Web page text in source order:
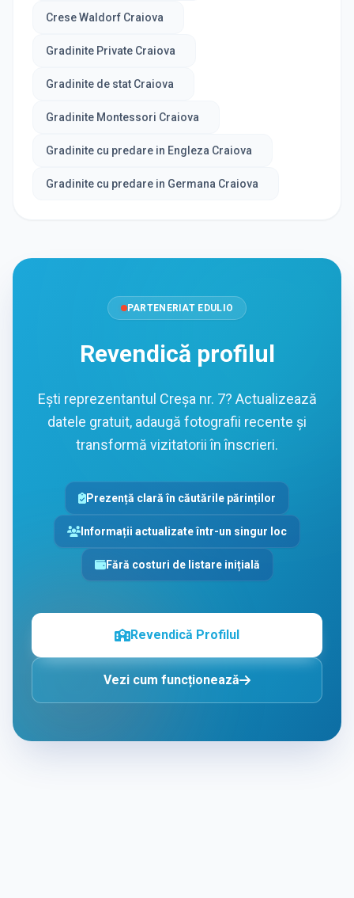
Crese Waldorf Craiova
Gradinite Private Craiova
Gradinite de stat Craiova
Gradinite Montessori Craiova
Gradinite cu predare in Engleza Craiova
Gradinite cu predare in Germana Craiova
PARTENERIAT EDULIO
Revendică profilul
Ești reprezentantul Creșa nr. 7? Actualizează
datele gratuit, adaugă fotografii recente și
transformă vizitatorii în înscrieri.
Prezență clară în căutările părinților
Informații actualizate într-un singur loc
Fără costuri de listare inițială
Revendică Profilul
Vezi cum funcționează